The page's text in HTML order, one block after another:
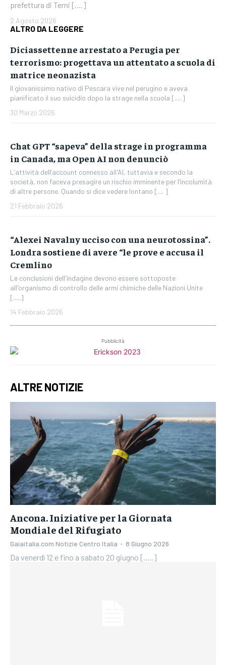
prefettura di Terni [....]
2 Agosto 2026
ALTRO DA LEGGERE
Diciassettenne arrestato a Perugia per
terrorismo: progettava un attentato a scuola di
matrice neonazista
Il giovanissimo nativo di Pescara vive nel perugino e aveva
pianificato il suo suicidio dopo la strage nella scuola [.....]
30 Marzo 2026
Chat GPT “sapeva” della strage in programma
in Canada, ma Open AI non denunciò
L’attività dell’account connesso all'AI, tuttavia e secondo la
società, non faceva presagire un rischio imminente per l’incolumità
di altre persone. Quando si dice vedere lontano [.... ]
21 Febbraio 2026
“Alexei Navalny ucciso con una neurotossina”.
Londra sostiene di avere “le prove e accusa il
Cremlino
Le conclusioni dell'indagine devono essere sottoposte
all'organismo di controllo delle armi chimiche delle Nazioni Unite
[.....]
14 Febbraio 2026
Pubblicità
ALTRE NOTIZIE
Ancona. Iniziative per la Giornata
Mondiale del Rifugiato
Gaiaitalia.com Notizie Centro Italia - 8 Giugno 2026
Da venerdì 12 e fino a sabato 20 giugno [.....]